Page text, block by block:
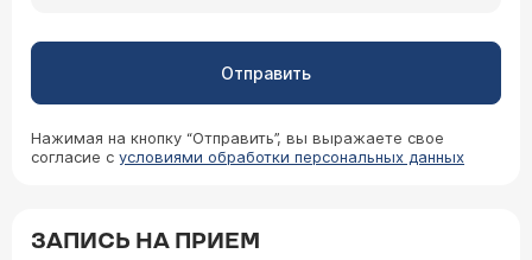
Отправить
Нажимая на кнопку “Отправить”, вы выражаете свое
согласие с условиями обработки персональных данных
ЗАПИСЬ НА ПРИЕМ